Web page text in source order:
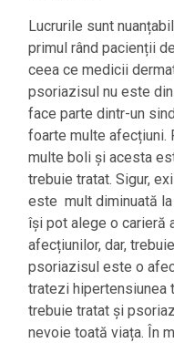
Lucrurile sunt
primul rând pacienții
ceea ce medicii
psoriazisul nu este
face parte dintr-un
foarte multe afecțiuni.
multe boli și acesta
trebuie tratat. Sigur,
este mult diminuată
își pot alege o carieră
afecțiunilor, dar,
psoriazisul este o
tratezi hipertensiunea
trebuie tratat și
nevoie toată viața. În